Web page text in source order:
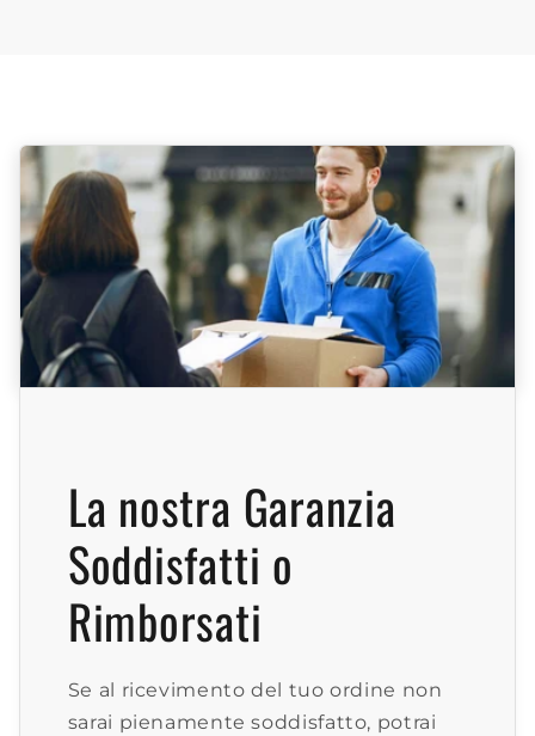
La nostra Garanzia
Soddisfatti o
Rimborsati
Se al ricevimento del tuo ordine non
sarai pienamente soddisfatto, potrai